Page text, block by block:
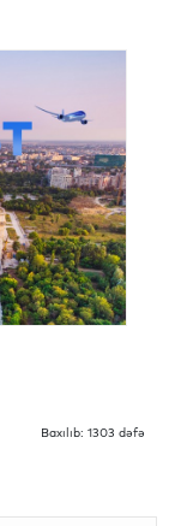
Baxılıb: 1303 dəfə